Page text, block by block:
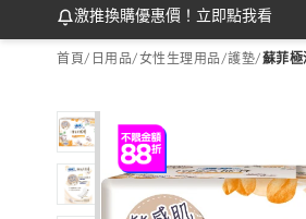
激推換購優惠價！立即點我看
首頁/ 日用品/女性生理用品/護墊/蘇菲